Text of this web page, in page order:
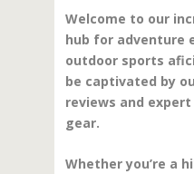
Welcome to our
hub for adventure
outdoor sports
be captivated by
reviews and
gear.
Whether you’re a